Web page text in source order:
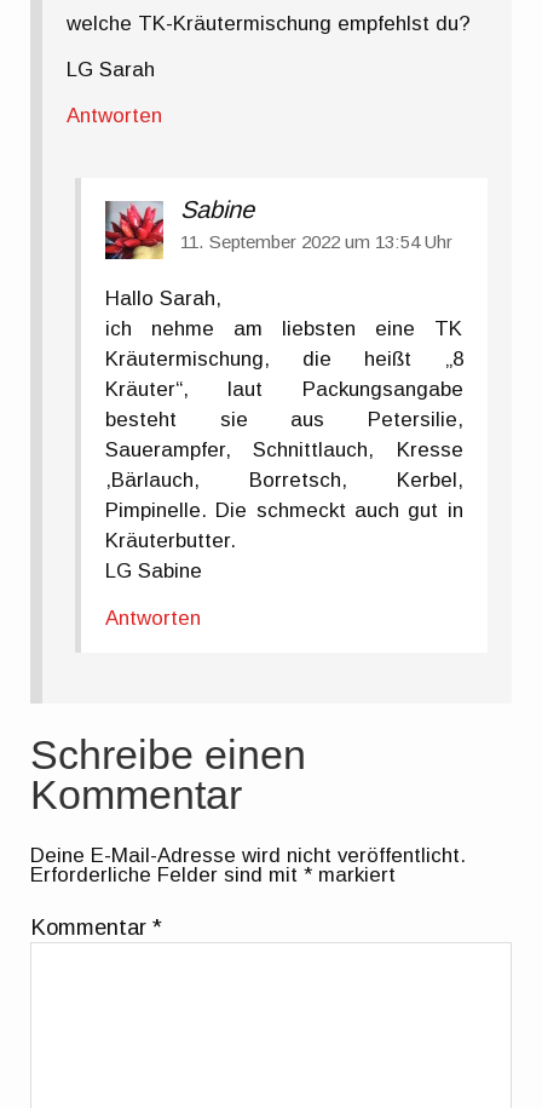
welche TK-Kräutermischung empfehlst du?
LG Sarah
Antworten
Sabine
11. September 2022 um 13:54 Uhr
Hallo Sarah,
ich nehme am liebsten eine TK
Kräutermischung, die heißt „8
Kräuter“, laut Packungsangabe
besteht sie aus Petersilie,
Sauerampfer, Schnittlauch, Kresse
,Bärlauch, Borretsch, Kerbel,
Pimpinelle. Die schmeckt auch gut in
Kräuterbutter.
LG Sabine
Antworten
Schreibe einen
Kommentar
Deine E-Mail-Adresse wird nicht veröffentlicht.
Erforderliche Felder sind mit* markiert
Kommentar*